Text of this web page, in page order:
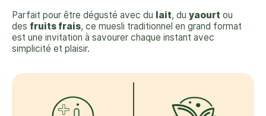
Parfait pour être dégusté avec du lait, du yaourt ou
des fruits frais, ce muesli traditionnel en grand format
est une invitation à savourer chaque instant avec
simplicité et plaisir.